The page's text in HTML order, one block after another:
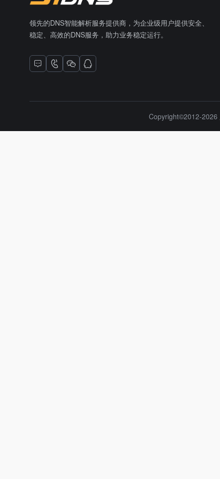
领先的DNS智能解析服务提供商，为企业级用户提供安全、
稳定、高效的DNS服务，助力业务稳定运行。
Copyright©2012-2026